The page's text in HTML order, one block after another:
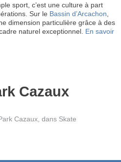
sport, c’est une culture à part
Sur le Bassin d’Arcachon
dimension particulière grâce à des
naturel exceptionnel. En savoir
Cazaux
Cazaux, dans Skate